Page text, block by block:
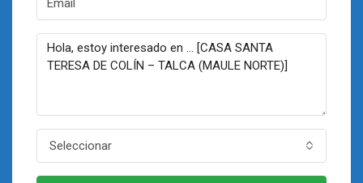
Seleccionar